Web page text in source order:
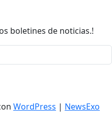
boletines de noticias.!
WordPress | NewsExo